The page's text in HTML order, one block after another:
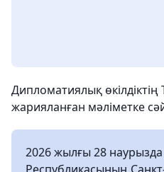
Дипломатиялық
жарияланған мәліметке
2026 жылғы 28 наурызда